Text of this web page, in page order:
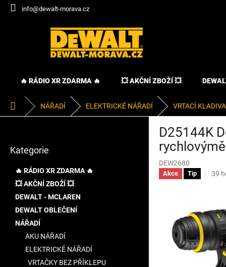
Přejít
info@dewalt-morava.cz
🔥 RÁDIO XR ZDARMA 🔥 💥 AKČNÍ ZBOŽÍ 💥
Domů NÁŘADÍ ELEKTRICKÉ NÁŘADÍ VRTACÍ KLADIVA
kategorie
Kategorie
🔥 RÁDIO XR ZDARMA 🔥
💥 AKČNÍ ZBOŽÍ 💥
DEWALT - MCLAREN
DEWALT OBLEČENÍ
NÁŘADÍ
AKU NÁŘADÍ
ELEKTRICKÉ NÁŘADÍ
VRTAČKY BEZ PŘÍKLEPU
D25144K
DEW2680
Akce Tip
3,4
z
5
39